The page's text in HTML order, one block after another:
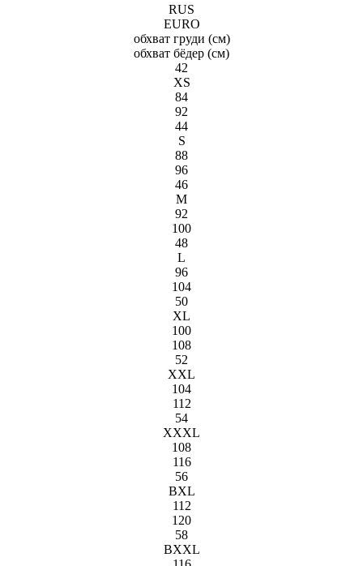
RUS
EURO
обхват груди (см)
обхват бёдeр (см)
42
XS
84
92
44
S
88
96
46
M
92
100
48
L
96
104
50
XL
100
108
52
XXL
104
112
54
XXXL
108
116
56
BXL
112
120
58
BXXL